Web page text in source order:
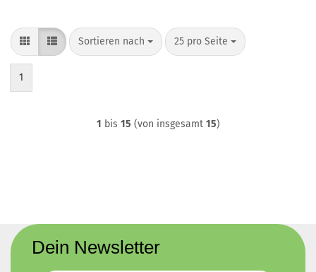
Sortieren nach
Sortieren nach 25 pro Seite
pro Seite
1
1 bis 15 (von insgesamt 15)
Dein Newsletter